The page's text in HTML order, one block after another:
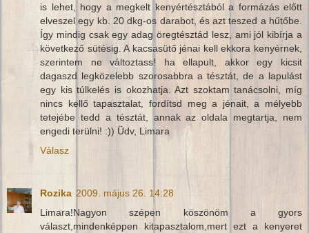
is lehet, hogy a megkelt kenyértésztából a formázás előtt
elveszel egy kb. 20 dkg-os darabot, és azt teszed a hűtőbe.
Így mindig csak egy adag öregtésztád lesz, ami jól kibírja a
következő sütésig. A kacsasütő jénai kell ekkora kenyérnek,
szerintem ne változtass! ha ellapult, akkor egy kicsit
dagaszd legközelebb szorosabbra a tésztát, de a lapulást
egy kis túlkelés is okozhatja. Azt szoktam tanácsolni, míg
nincs kellő tapasztalat, fordítsd meg a jénait, a mélyebb
tetejébe tedd a tésztát, annak az oldala megtartja, nem
engedi terülni! :)) Üdv, Limara
Válasz
Rozika 2009. május 26. 14:28
Limara!Nagyon szépen köszönöm a gyors
választ,mindenképpen kitapasztalom,mert ezt a kenyeret